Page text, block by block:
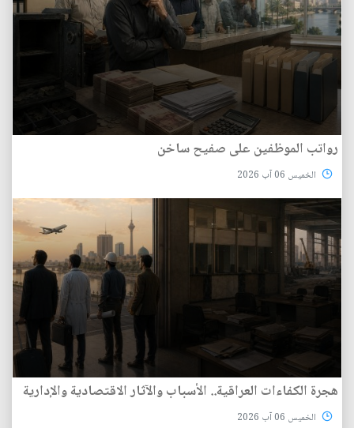
رواتب الموظفين على صفيح ساخن
الخميس 06 آب 2026
هجرة الكفاءات العراقية.. الأسباب والآثار الاقتصادية والإدارية
الخميس 06 آب 2026